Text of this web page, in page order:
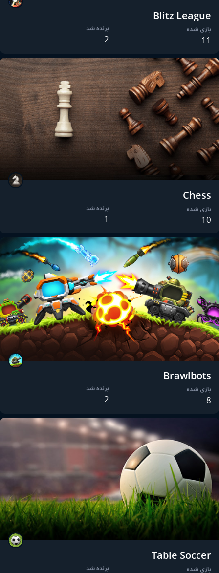
Blitz League
بازی شده
11
برنده شد
2
Chess
بازی شده
10
برنده شد
1
Brawlbots
بازی شده
8
برنده شد
2
Table Soccer
بازی شده برنده شد